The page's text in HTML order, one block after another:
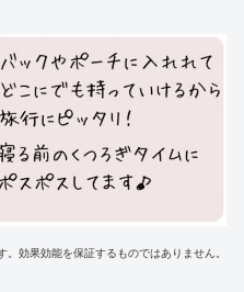
。効果効能を保証するものではありません。